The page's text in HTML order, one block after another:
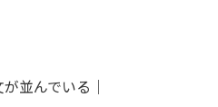
並んでいる｜